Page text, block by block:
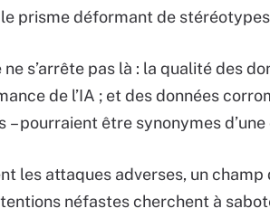
prisme déformant de
ne s’arrête pas là : la qualité des
de l’IA ; et des données
– pourraient être synonymes
les attaques adverses, un champ
néfastes cherchent à